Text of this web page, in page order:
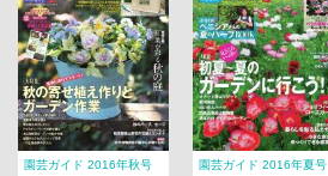
園芸ガイド 2016年秋号 園芸ガイド 2016年夏号